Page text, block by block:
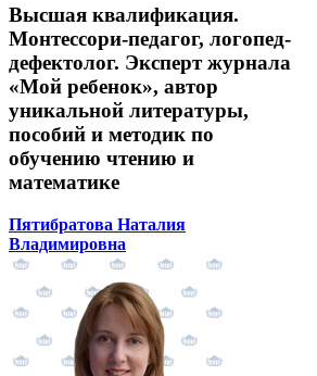
Высшая квалификация.
Монтессори-педагог, логопед-
дефектолог. Эксперт журнала
«Мой ребенок», автор
уникальной литературы,
пособий и методик по
обучению чтению и
математике
Пятибратова Наталия
Владимировна